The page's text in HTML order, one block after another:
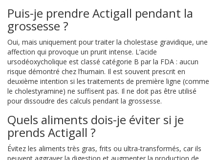
Puis-je prendre Actigall pendant la
grossesse ?
Oui, mais uniquement pour traiter la cholestase gravidique, une
affection qui provoque un prurit intense. L’acide
ursodéoxycholique est classé catégorie B par la FDA : aucun
risque démontré chez l’humain. Il est souvent prescrit en
deuxième intention si les traitements de première ligne (comme
le cholestyramine) ne suffisent pas. Il ne doit pas être utilisé
pour dissoudre des calculs pendant la grossesse.
Quels aliments dois-je éviter si je
prends Actigall ?
Évitez les aliments très gras, frits ou ultra-transformés, car ils